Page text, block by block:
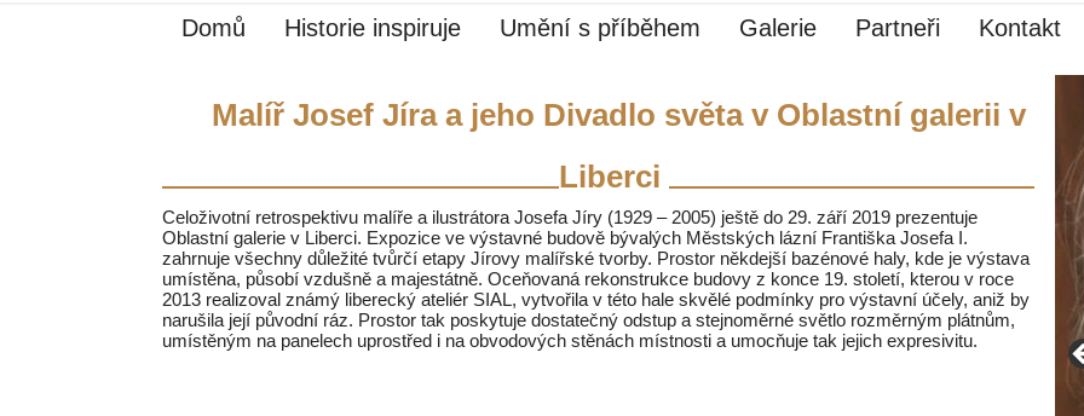
Domů Historie inspiruje Umění s příběhem Galerie Partneři Kontakt
Malíř Josef Jíra a jeho Divadlo světa v Oblastní galerii v
Liberci
Celoživotní retrospektivu malíře a ilustrátora Josefa Jíry (1929 – 2005) ještě do 29. září 2019 prezentuje
Oblastní galerie v Liberci. Expozice ve výstavné budově bývalých Městských lázní Františka Josefa I.
zahrnuje všechny důležité tvůrčí etapy Jírovy malířské tvorby. Prostor někdejší bazénové haly, kde je výstava
umístěna, působí vzdušně a majestátně. Oceňovaná rekonstrukce budovy z konce 19. století, kterou v roce
2013 realizoval známý liberecký ateliér SIAL, vytvořila v této hale skvělé podmínky pro výstavní účely, aniž by
narušila její původní ráz. Prostor tak poskytuje dostatečný odstup a stejnoměrné světlo rozměrným plátnům,
umístěným na panelech uprostřed i na obvodových stěnách místnosti a umocňuje tak jejich expresivitu.